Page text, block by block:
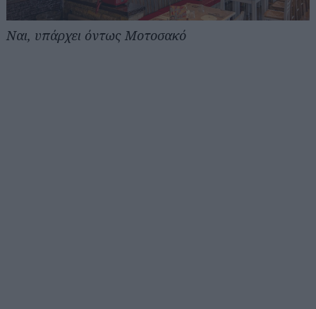
Ναι, υπάρχει όντως Μοτοσακό